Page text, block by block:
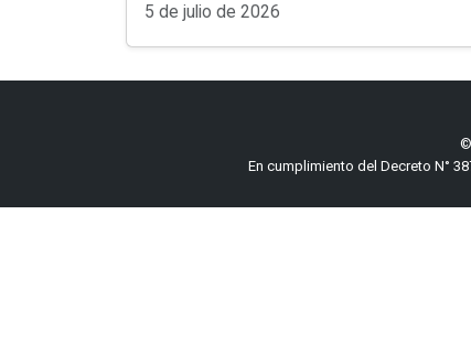
5 de julio de 2026
©
En cumplimiento del Decreto N°